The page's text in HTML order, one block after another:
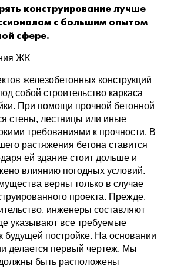
конструирование лучше
с большим опытом
сфере.
ЖК
железобетонных конструкций
собой строительство каркаса
При помощи прочной бетонной
стены, лестницы или иные
требованиями к прочности. В
растяжения бетона ставится
ей здание стоит дольше и
влиянию погодных условий.
верны только в случае
проекта. Прежде,
инженеры составляют
указывают все требуемые
будущей постройке. На основании
делается первый чертеж. Мы
быть расположены